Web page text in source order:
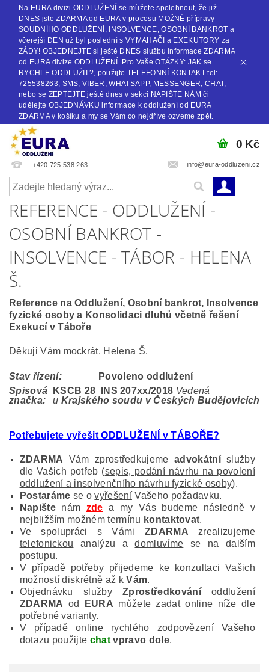
Na EURA divizi ODDLUŽENÍ se můžete spolehnout, že již
DNES jste ZDARMA od EURA v procesu MOŽNÉ přípravy
SOUDNÍHO ODDLUŽENÍ, INSOLVENCE, OSOBNÍ BANKROT a
včerejší DEN už byl poslední s VYMAHAČI a EXEKUTORY za
ZÁDY! OBJEDNEJTE si ještě DNES službu informace ZDARMA
od EURA divize ODDLUŽENÍ. Pro Vaše OTÁZKY: JAK se
RYCHLE ODDLUŽIT?, použijte TELEFONNÍ KONTAKT tel:
725538263, SMS, VIBER, WHATSAPP, MESSENGER, CHAT,
nebo se ZEPTEJTE ještě dnes v sekci NAPIŠTE NÁM či
udělejte OBJEDNÁVKU informace k oddlužení od EURA
ZDARMA v košíku a my se Vám co nejdříve ozveme zpět.
+420 725 538 263 info@eura-oddluzeni.cz
0 Kč
REFERENCE - ODDLUŽENÍ -
OSOBNÍ BANKROT -
INSOLVENCE - TÁBOR - HELENA
Š.
Reference na Oddlužení, Osobní bankrot, Insolvence
fyzické osoby a Konsolidaci dluhů včetně řešení
Exekucí v Táboře
Děkuji Vám mockrát. Helena Š.
Stav řízení:
Povoleno oddlužení
Spisová
značka:
KSCB 28 INS 207xx/2018 Vedená
u Krajského soudu v Českých Budějovicích
Potřebujete vyřešit ODDLUŽENÍ v TÁBOŘE?
ZDARMA Vám zprostředkujeme advokátníslužby
dle Vašich potřeb (sepis, podání návrhu na povolení
oddlužení a insolvenčního návrhu fyzické osoby).
Postaráme se ovyřešeníVašeho požadavku.
Napištenám zde a my Vás budeme následně v
nejbližším možném termínu kontaktovat.
Ve spolupráci s Vámi ZDARMA zrealizujeme
telefonickou analýzu adomluvíme se na dalším
postupu.
V případě potřeby přijedeme ke konzultaci Vašich
možností diskrétně až kVám.
Objednávku služby
Zprostředkováníoddlužení
ZDARMA od EURA můžete zadat online níže dle
potřebné varianty.
V případěonline rychlého zodpovězení Vašeho
dotazu použijte chatvpravo dole.